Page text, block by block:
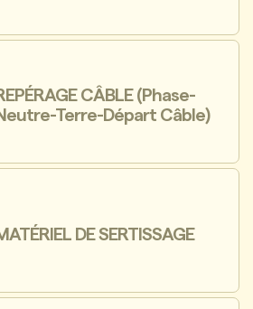
CÂBLE (Phase-
Terre-Départ Câble)
DE SERTISSAGE